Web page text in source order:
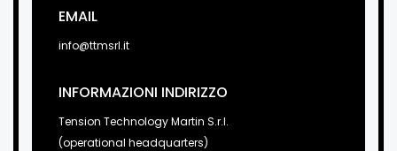
EMAIL
info@ttmsrl.it
INFORMAZIONI INDIRIZZO
Tension Technology Martin S.r.l.
(operational headquarters)